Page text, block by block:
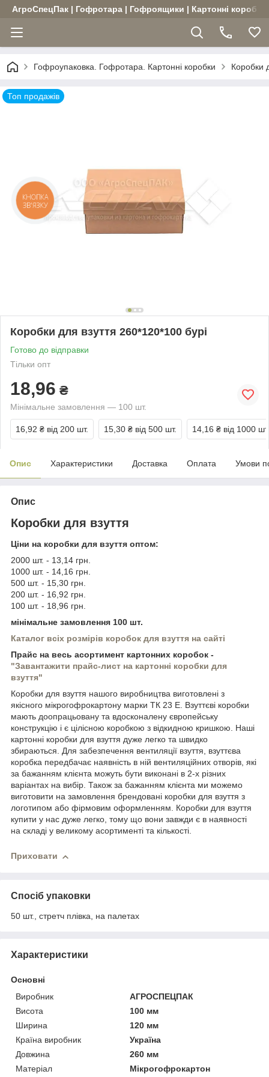
АгроСпецПак | Гофротара | Гофроящики | Картонні
Гофроупаковка. Гофротара. Картонні коробки Коробки
Топ продажів
Коробки для взуття 260*120*100 бурі
Готово до відправки
Тільки опт
18,96 ₴
Мінімальне замовлення — 100 шт.
16,92 ₴ від 200 шт. 15,30 ₴ від 500 шт. 14,16 ₴ від 1000 шт.
Опис Характеристики Доставка Оплата Умови
Опис
Коробки для взуття
Ціни на коробки для взуття оптом:
2000 шт. - 13,14 грн.
1000 шт. - 14,16 грн.
500 шт. - 15,30 грн.
200 шт. - 16,92 грн.
100 шт. - 18,96 грн.
мінімальне замовлення 100 шт.
Каталог всіх розмірів коробок для взуття на сайті
Прайс на весь асортимент картонних коробок -
"Завантажити прайс-лист на картонні коробки для
взуття"
Коробки для взуття нашого виробництва виготовлені з
якісного мікрогофрокартону марки ТК 23 Е. Взуттєві коробки
мають доопрацьовану та вдосконалену європейську
конструкцію і є цілісною коробкою з відкидною кришкою. Наші
картонні коробки для взуття дуже легко та швидко
збираються. Для забезпечення вентиляції взуття, взуттєва
коробка передбачає наявність в ній вентиляційних отворів, які
за бажанням клієнта можуть бути виконані в 2-х різних
варіантах на вибір. Також за бажанням клієнта ми можемо
виготовити на замовлення брендовані коробки для взуття з
логотипом або фірмовим оформленням. Коробки для взуття
купити у нас дуже легко, тому що вони завжди є в наявності
на складі у великому асортименті та кількості.
Приховати
Спосіб упаковки
50 шт., стретч плівка, на палетах
Характеристики
Основні
Виробник
АГРОСПЕЦПАК
Висота
100 мм
Ширина
120 мм
Країна виробник
Україна
Довжина
260 мм
Матеріал
Мікрогофрокартон
КНОПКА
ЗВ'ЯЗКУ